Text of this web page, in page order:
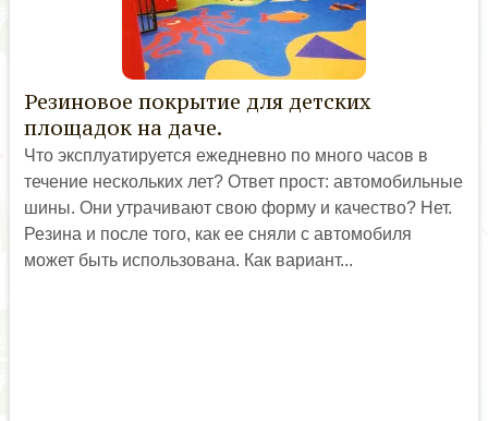
Резиновое покрытие для детских
площадок на даче.
Что эксплуатируется ежедневно по много часов в
течение нескольких лет? Ответ прост: автомобильные
шины. Они утрачивают свою форму и качество? Нет.
Резина и после того, как ее сняли с автомобиля
может быть использована. Как вариант...